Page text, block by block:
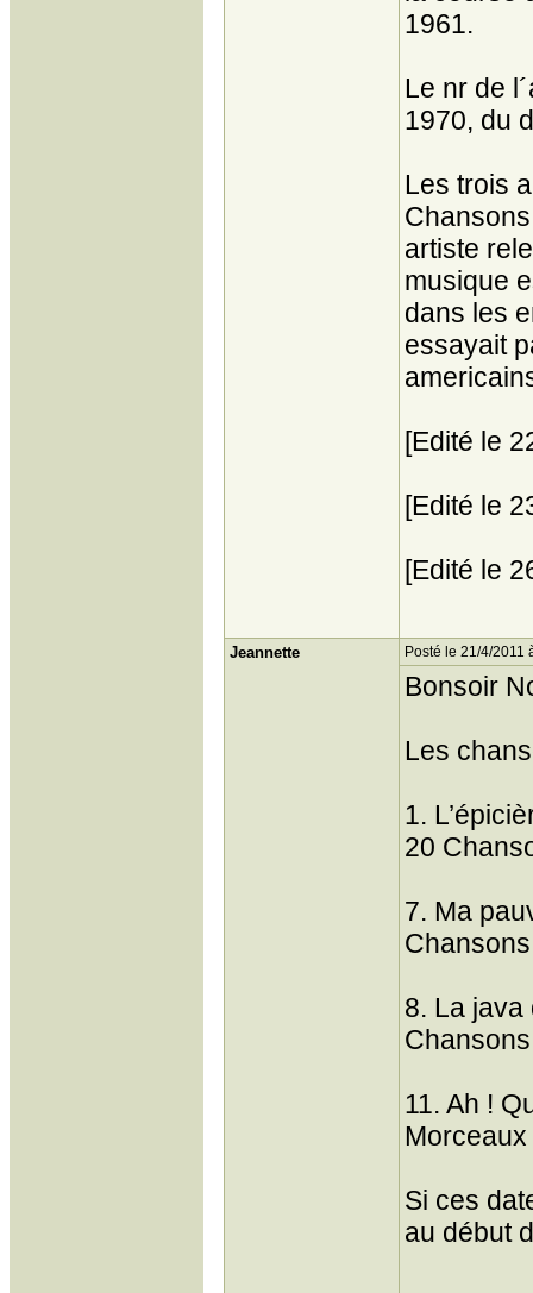
1961.
Le nr de
1970, du
Les trois
artiste
musique
dans les
essayait
[Edité le
[Edité le
[Edité le
Jeannette Posté le 21/4/2011
Bonsoir
Les
1.
20
7. Ma
8. La
11. Ah !
Si ces
au début